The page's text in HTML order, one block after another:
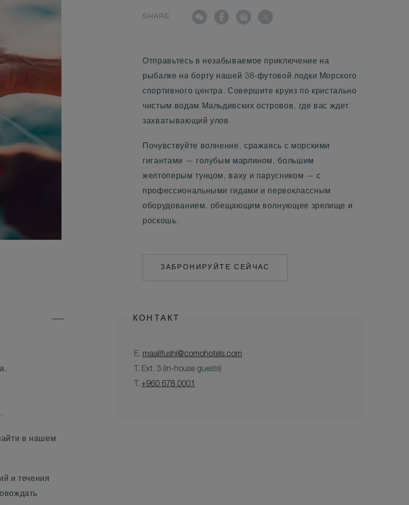
SHARE
Отправьтесь в незабываемое приключение на
рыбалке на борту нашей 38-футовой лодки Морского
спортивного центра. Совершите круиз по кристально
чистым водам Мальдивских островов, где вас ждет
захватывающий улов.
Почувствуйте волнение, сражаясь с морскими
гигантами — голубым марлином, большим
желтоперым тунцом, ваху и парусником — с
профессиональными гидами и первоклассным
оборудованием, обещающим волнующее зрелище и
роскошь.
ЗАБРОНИРУЙТЕ СЕЙЧАС
в нашем
и течения
КОНТАКТ
E. maalifushi@comohotels.com
T. Ext. 3 (In-house guests)
T. +960 678 0001